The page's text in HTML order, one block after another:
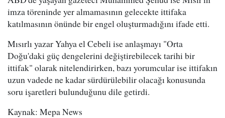
imza töreninde yer almamasının gelecekte ittifaka
katılmasının önünde bir engel oluşturmadığını ifade etti.
Mısırlı yazar Yahya el Cebeli ise anlaşmayı "Orta
Doğu'daki güç dengelerini değiştirebilecek tarihi bir
ittifak" olarak nitelendirirken, bazı yorumcular ise ittifakın
uzun vadede ne kadar sürdürülebilir olacağı konusunda
soru işaretleri bulunduğunu dile getirdi.
Kaynak: Mepa News